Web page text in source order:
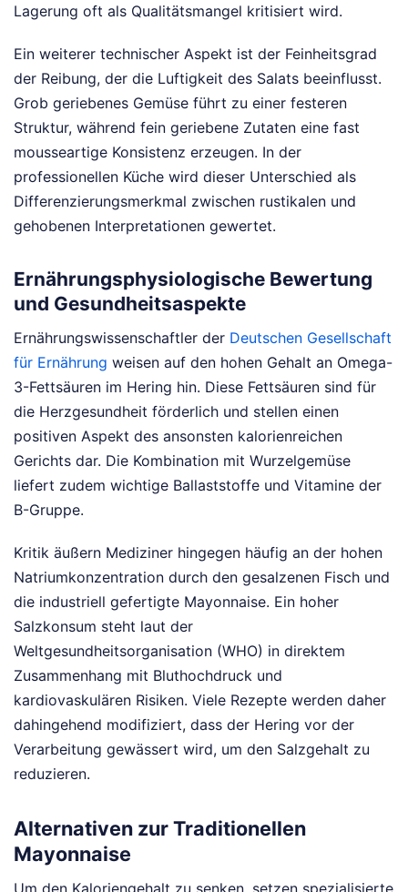
Lagerung oft als Qualitätsmangel kritisiert wird.
Ein weiterer technischer Aspekt ist der Feinheitsgrad
der Reibung, der die Luftigkeit des Salats beeinflusst.
Grob geriebenes Gemüse führt zu einer festeren
Struktur, während fein geriebene Zutaten eine fast
mousseartige Konsistenz erzeugen. In der
professionellen Küche wird dieser Unterschied als
Differenzierungsmerkmal zwischen rustikalen und
gehobenen Interpretationen gewertet.
Ernährungsphysiologische Bewertung
und Gesundheitsaspekte
Ernährungswissenschaftler der Deutschen Gesellschaft
für Ernährung weisen auf den hohen Gehalt an Omega-
3-Fettsäuren im Hering hin. Diese Fettsäuren sind für
die Herzgesundheit förderlich und stellen einen
positiven Aspekt des ansonsten kalorienreichen
Gerichts dar. Die Kombination mit Wurzelgemüse
liefert zudem wichtige Ballaststoffe und Vitamine der
B-Gruppe.
Kritik äußern Mediziner hingegen häufig an der hohen
Natriumkonzentration durch den gesalzenen Fisch und
die industriell gefertigte Mayonnaise. Ein hoher
Salzkonsum steht laut der
Weltgesundheitsorganisation (WHO) in direktem
Zusammenhang mit Bluthochdruck und
kardiovaskulären Risiken. Viele Rezepte werden daher
dahingehend modifiziert, dass der Hering vor der
Verarbeitung gewässert wird, um den Salzgehalt zu
reduzieren.
Alternativen zur Traditionellen
Mayonnaise
Um den Kaloriengehalt zu senken, setzen spezialisierte